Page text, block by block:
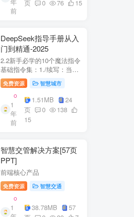
+医疗企业案例分析5中国互
联网+医疗...
年
前
页 0 76 15
DeepSeek指导手册从入
门到精通-2025
2.2新手必学的10个魔法指令
基础指令集：1./续写：当回
答中断时自动继续生成2./简
化：将复杂内容转换成大白
话3./示例：要求展示实际案
例（特别是写代码时）4./步
骤：让AI分步骤指导操作流
程5./检...
免费资源 智慧城市
1
年
前
1.51MB
24
页
0
138
15
智慧交管解决方案[57页
PPT]
前端核心产品
免费资源 智慧交通
1
38.78MB
57